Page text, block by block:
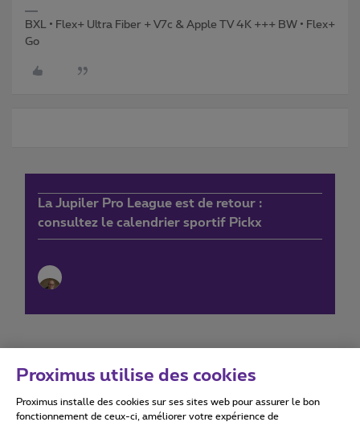
BXL • Flex+ Ultra Fiber + V7c & Apple TV 4K +++ BW • Flex+
Go
La Jupiler Pro League est de retour :
consultez le calendrier sportif Pickx
Conditions d'utilisation Accessibility statement
Proximus utilise des cookies
Proximus installe des cookies sur ses sites web pour assurer le bon
fonctionnement de ceux-ci, améliorer votre expérience de